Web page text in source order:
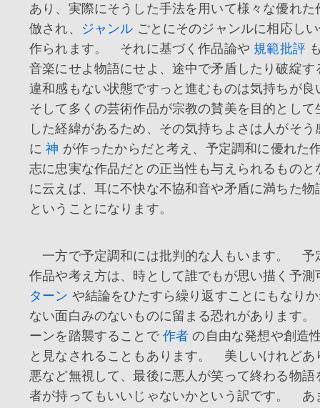
あり、実際にそうした手法を用いて様々な優れた
倣され、
ジャンル ごとにそのジャンルに相応し
作られます。 それに基づく作品論や 規範批評
音楽にせよ物語にせよ、途中で矛盾したり破綻す
違和感もない状態ですっと進むものは気持ちが
そして多くの芸術作品が宗教の賛美を目的として
した経緯があるため、その気持ちよさは人がそう
に神 が作ったからだと考え、予定調和に優れた
志に忠実な作品だとの正当性も与えられるもの
に云えば、耳に不快な不協和音や矛盾に満ちた物
ということになります。
一方で予定調和には批判的な人もいます。 予
作品や考え方は、時として誰でもが思い描く予
ターン や結論をひたすら繰り返すことにもなり
ない面白みのないものに留まる恐れがあります
ーンを踏襲することで 作者 の自由な発想や創造
と見なされることもあります。 美しいけれどあ
悪など無視して、最後に悪人が笑って終わる物語
者が持ってもいいじゃないかという訳です。 あ